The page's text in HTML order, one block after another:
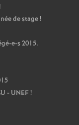
de stage!
e-s 2015.
- UNEF!